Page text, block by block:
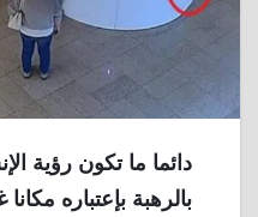
دائما ما تكون رؤية
بالرهبة بإعتباره